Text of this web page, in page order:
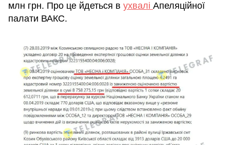
млн грн. Про це йдеться в ухвалі Апеляційної
палати ВАКС.